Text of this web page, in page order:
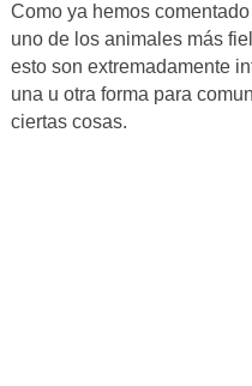
Como ya hemos
uno de los animales más
esto son extremadamente
una u otra forma para
ciertas cosas.